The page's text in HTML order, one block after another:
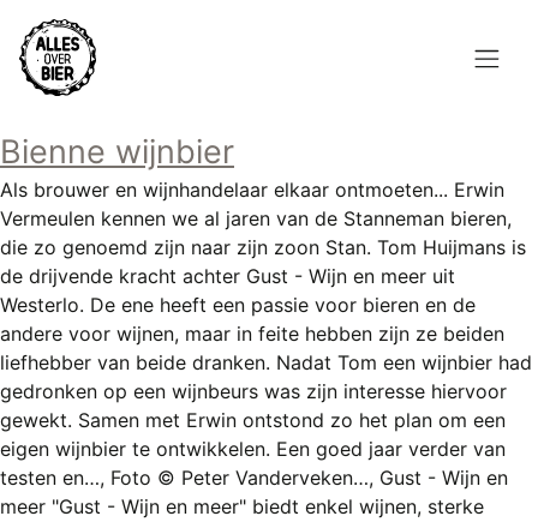
Overslaan
en
naar
gaan
Topmenu
INLOGGEN
Hoofdnavigatie
HOME
BROUWEN
BLOG
AANBOD
AGENDA
CONTACT
Bienne wijnbier
Als brouwer en wijnhandelaar elkaar ontmoeten... Erwin
Vermeulen kennen we al jaren van de Stanneman bieren,
die zo genoemd zijn naar zijn zoon Stan. Tom Huijmans is
de drijvende kracht achter Gust - Wijn en meer uit
Westerlo. De ene heeft een passie voor bieren en de
andere voor wijnen, maar in feite hebben zijn ze beiden
liefhebber van beide dranken. Nadat Tom een wijnbier had
gedronken op een wijnbeurs was zijn interesse hiervoor
gewekt. Samen met Erwin ontstond zo het plan om een
eigen wijnbier te ontwikkelen. Een goed jaar verder van
testen en…, Foto © Peter Vanderveken…, Gust - Wijn en
meer "Gust - Wijn en meer" biedt enkel wijnen, sterke